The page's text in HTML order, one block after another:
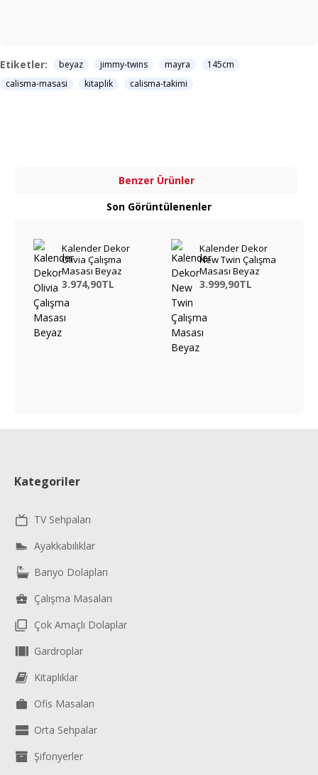
Etiketler: beyaz jimmy-twins mayra
145cm
calisma-masasi
kitaplik calisma-takimi
Benzer Ürünler
Son Görüntülenenler
Kalender Dekor
Olivia Çalışma
Masası Beyaz
3.974,90TL
Kalender Dekor
New Twin Çalışma
Masası Beyaz
3.999,90TL
Kategoriler
TV Sehpaları
Ayakkabılıklar
Banyo Dolapları
Çalışma Masaları
Çok Amaçlı Dolaplar
Gardroplar
Kitaplıklar
Ofis Masaları
Orta Sehpalar
Şifonyerler